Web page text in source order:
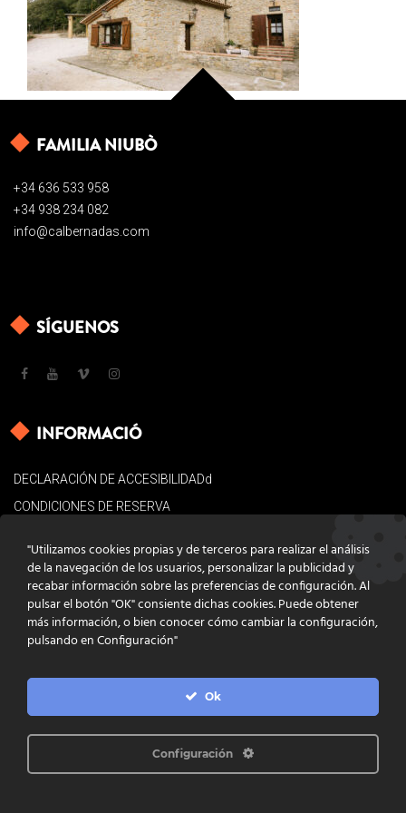
FAMILIA NIUBÒ
+34 636 533 958
+34 938 234 082
info@calbernadas.com
SÍGUENOS
INFORMACIÓ
DECLARACIÓN DE ACCESIBILIDADd
CONDICIONES DE RESERVA
POLÍTICA DE COOKIES
CONTACTO
PROGRAMACIÓ INFOACTIVA'T
"Utilizamos cookies propias y de terceros para realizar el análisis
de la navegación de los usuarios, personalizar la publicidad y
recabar información sobre las preferencias de configuración. Al
pulsar el botón "OK" consiente dichas cookies. Puede obtener
más información, o bien conocer cómo cambiar la configuración,
pulsando en Configuración"
Ok
Configuración